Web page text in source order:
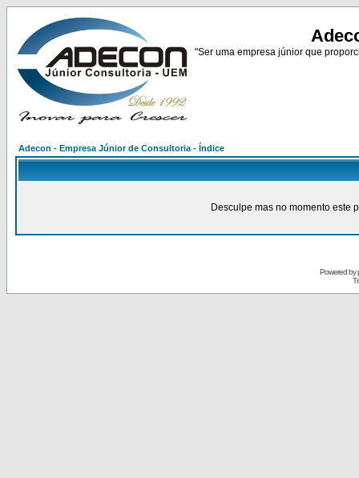
"Ser uma empresa júnior que
Adecon - Empresa Júnior de Consultoria - Índice
Desculpe mas no momento este
Powered by